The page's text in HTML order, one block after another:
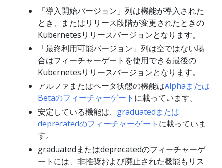
「導入開始バージョン」列は機能が導入された
とき、またはリリース段階が変更されたときの
Kubernetesリリースバージョンとなります。
「最終利用可能バージョン」列は空ではない場
合はフィーチャーゲートを使用できる最後の
Kubernetesリリースバージョンとなります。
アルファまたはベータ状態の機能はAlphaまたは
Betaのフィーチャーゲート に載っています。
安定している機能は、 graduatedまたは
deprecatedのフィーチャーゲート に載っていま
す。
graduatedまたはdeprecatedのフィーチャーゲ
ートには、非推奨および廃止された機能もリス